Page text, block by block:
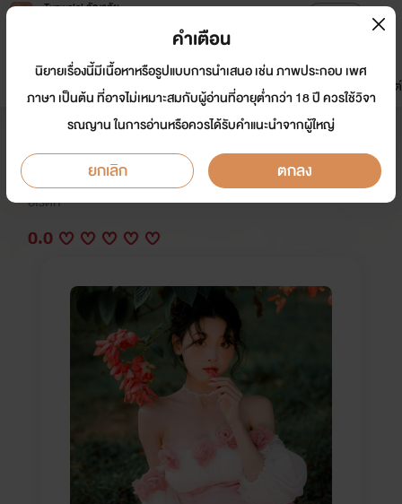
Tunwalai ธัญวลัย
หน้าแรก นิยาย อีบุ๊ก การ์ตูน
มาใหม่
ดรีมแชท ธัญลิสต์
รอยรักเกมแค้น
นักเขียน: อักษรามณี
อีโรติก
0.0
คำเตือน
นิยายเรื่องนี้มีเนื้อหาหรือรูปแบบการนำเสนอ เช่น ภาพประกอบ เพศ
ภาษา เป็นต้น ที่อาจไม่เหมาะสมกับผู้อ่านที่อายุต่ำกว่า 18 ปี ควรใช้วิจา
รณญาน ในการอ่านหรือควรได้รับคำแนะนำจากผู้ใหญ่
ยกเลิก ตกลง